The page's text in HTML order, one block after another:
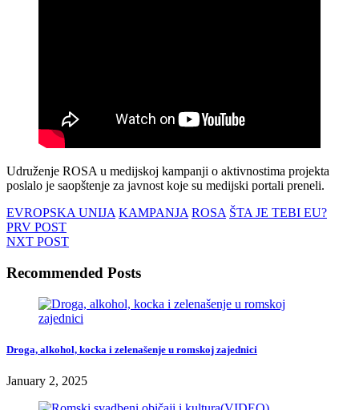
Udruženje ROSA u medijskoj kampanji o aktivnostima projekta
poslalo je saopštenje za javnost koje su medijski portali preneli.
EVROPSKA UNIJA KAMPANJA ROSA ŠTA JE TEBI EU?
PRV POST
NXT POST
Recommended Posts
Droga, alkohol, kocka i zelenašenje u romskoj zajednici
January 2, 2025